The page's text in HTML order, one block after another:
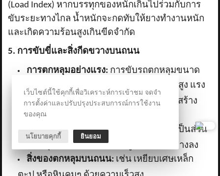
(Load Index) หากบรรทุกของหนักเกินไปร่วมกับการ
ขับระยะทางไกล น้ำหนักจะกดทับให้ยางทำงานหนัก
และเกิดความร้อนสูงเกินขีดจำกัด
5. การขับขี่และสิ่งกีดขวางบนถนน
การตกหลุมอย่างแรง: การขับรถตกหลุมขนาด
ใหญ่ หรือชนขอบทาง ( Curb) ด้วยความเร็วสูง แรง
กระแทกอย่างกะทันหันสามารถทำให้โครงสร้าง
ยางขาดและระเบิดทันที
การขับเบียดขอบทาง: ทำให้แก้มยางซึ่งเป็นส่วน
ที่บางที่สุดเกิดการเสียดสีและถูจนเนื้อยางบางลง
สิ่งของตกหลุมบนถนน:เช่น เหยียบเศษเหล็ก
ตะปู หรือหินคมๆ ด้วยความเร็วสูง
เว็บไซต์นี้ใช้คุกกี้เพื่อวิเคราะห์การเข้าชม จดจำ
การตั้งค่าและปรับปรุงประสบการณ์การใช้งาน
ของคุณ
นโยบายคุกกี้ ยินยอม